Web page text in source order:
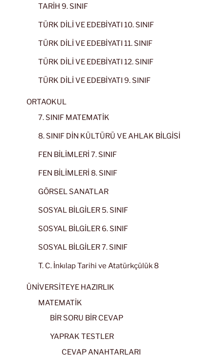
TARİH 9. SINIF
TÜRK DİLİ VE EDEBİYATI 10. SINIF
TÜRK DİLİ VE EDEBİYATI 11. SINIF
TÜRK DİLİ VE EDEBİYATI 12. SINIF
TÜRK DİLİ VE EDEBİYATI 9. SINIF
ORTAOKUL
7. SINIF MATEMATİK
8. SINIF DİN KÜLTÜRÜ VE AHLAK BİLGİSİ
FEN BİLİMLERİ 7. SINIF
FEN BİLİMLERİ 8. SINIF
GÖRSEL SANATLAR
SOSYAL BİLGİLER 5. SINIF
SOSYAL BİLGİLER 6. SINIF
SOSYAL BİLGİLER 7. SINIF
T. C. İnkılap Tarihi ve Atatürkçülük 8
ÜNİVERSİTEYE HAZIRLIK
MATEMATİK
BİR SORU BİR CEVAP
YAPRAK TESTLER
CEVAP ANAHTARLARI